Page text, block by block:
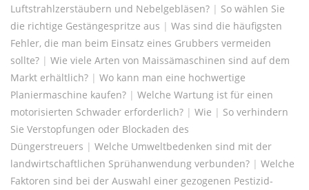
Luftstrahlzerstäubern und Nebelgebläsen? | So wählen Sie
die richtige Gestängespritze aus | Was sind die häufigsten
Fehler, die man beim Einsatz eines Grubbers vermeiden
sollte? | Wie viele Arten von Maissämaschinen sind auf dem
Markt erhältlich? | Wo kann man eine hochwertige
Planiermaschine kaufen? | Welche Wartung ist für einen
motorisierten Schwader erforderlich? | Wie | So verhindern
Sie Verstopfungen oder Blockaden des
Düngerstreuers | Welche Umweltbedenken sind mit der
landwirtschaftlichen Sprühanwendung verbunden? | Welche
Faktoren sind bei der Auswahl einer gezogenen Pestizid-